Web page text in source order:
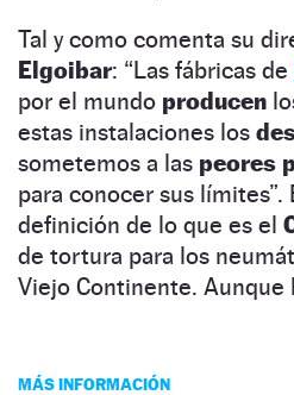
Tal y como comenta su
Elgoibar: “Las fábricas de
por el mundo producen
estas instalaciones los
sometemos a las peores
para conocer sus límites”.
definición de lo que es el
de tortura para los
Viejo Continente. Aunque
MÁS INFORMACIÓN